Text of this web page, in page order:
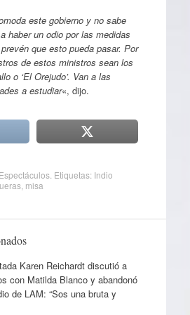
este gobierno y no sabe
haber un odio por las medidas
que esto pueda pasar. Por
de estos ministros sean los
o ‘El Orejudo’. Van a las
a estudiar«, dijo.
Espectáculos. Etiquetas: Indio
, misa
Karen Reichardt discutió a
con Matilda Blanco y abandonó
de LAM: “Sos una bruta y